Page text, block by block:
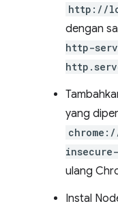
http://
dengan
http-
yang
ulang
Instal